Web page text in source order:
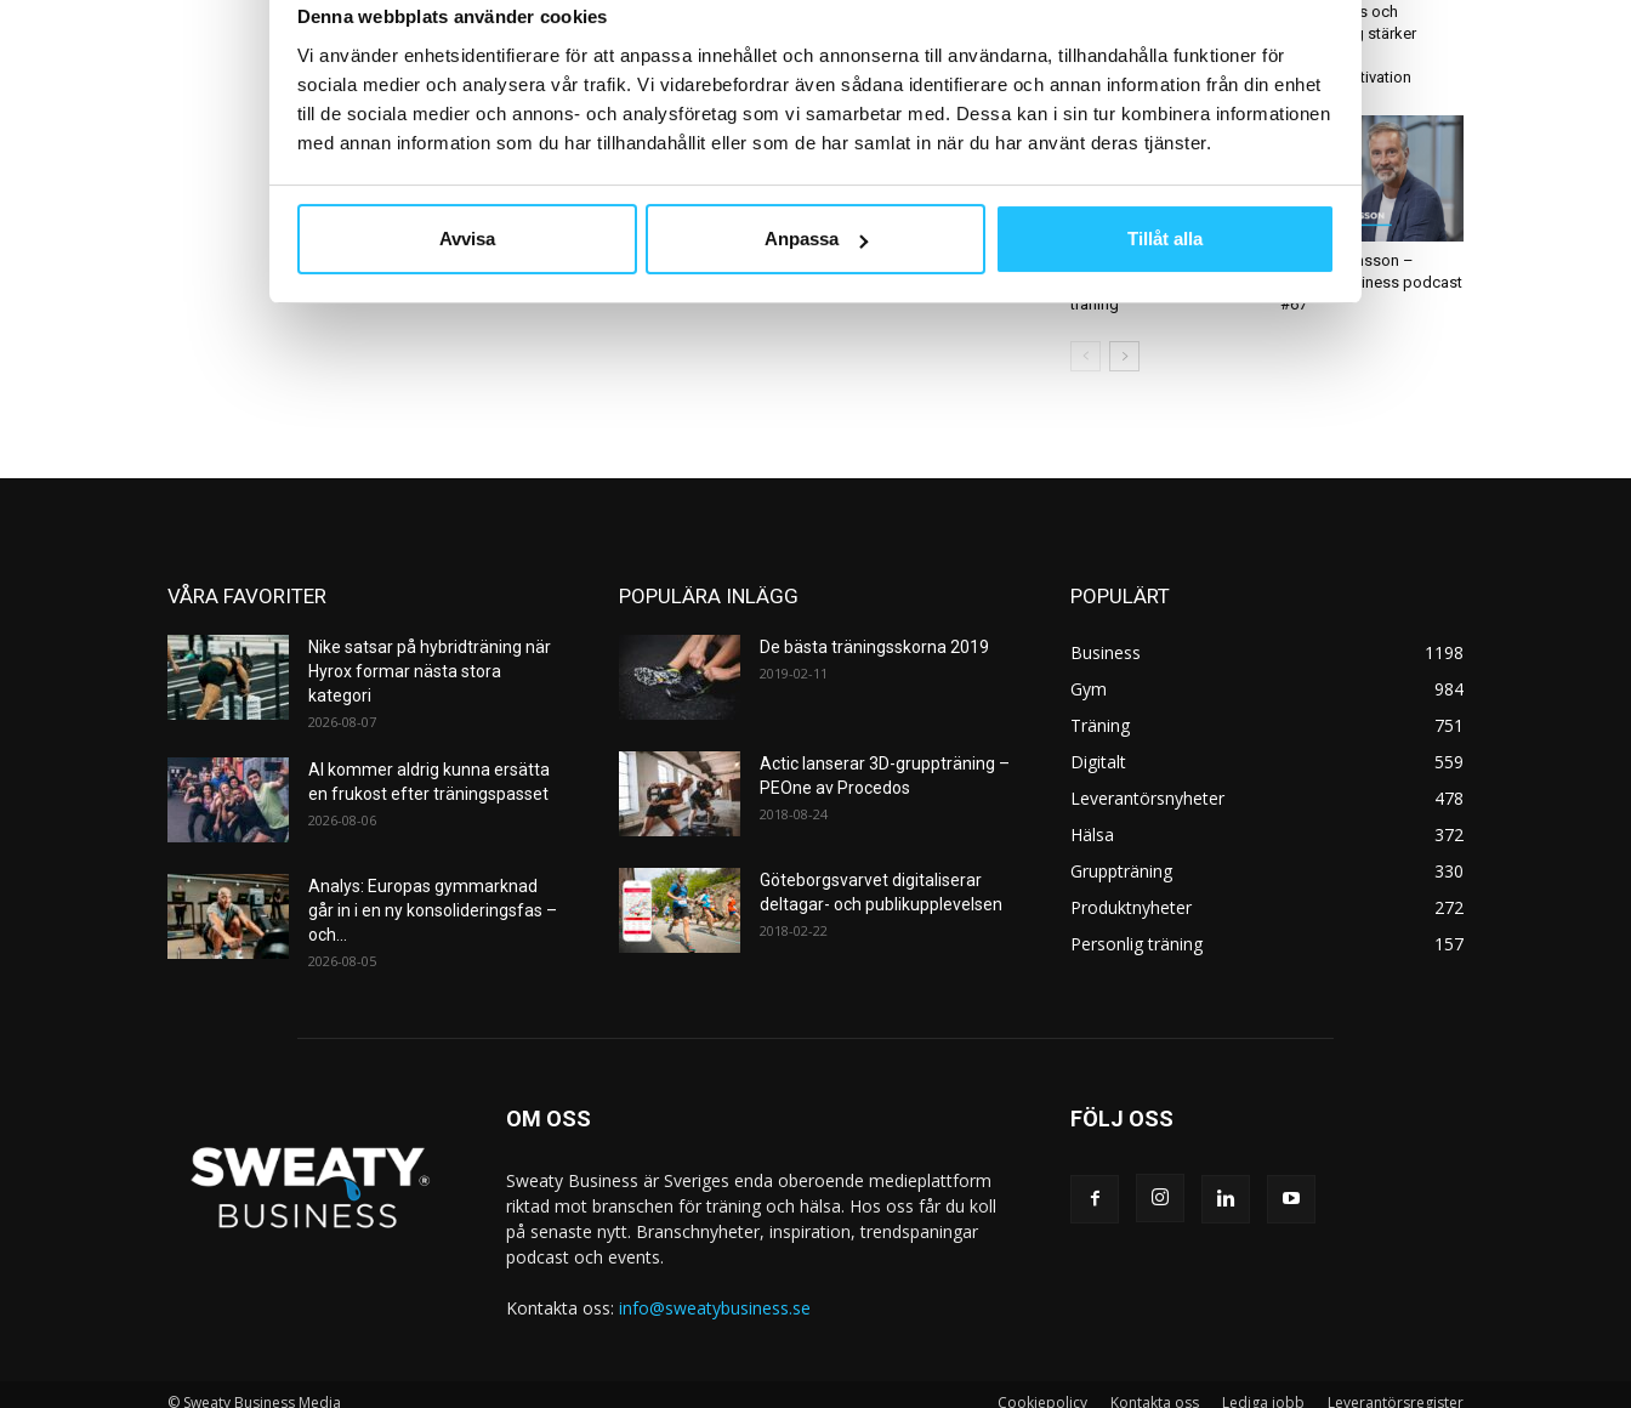
Denna webbplats använder cookies
Vi använder enhetsidentifierare för att anpassa innehållet och annonserna till användarna, tillhandahålla funktioner för
sociala medier och analysera vår trafik. Vi vidarebefordrar även sådana identifierare och annan information från din enhet
till de sociala medier och annons- och analysföretag som vi samarbetar med. Dessa kan i sin tur kombinera informationen
med annan information som du har tillhandahållit eller som de har samlat in när du har använt deras tjänster.
Avvisa Anpassa Tillåt alla
mindfulness och
stegräkning stärker
långsiktig
träningsmotivation
träning
Björn Johansson –
Sweaty Business podcast
#67
VÅRA FAVORITER
Nike satsar på hybridträning när
Hyrox formar nästa stora
kategori
2026-08-07
AI kommer aldrig kunna ersätta
en frukost efter träningspasset
2026-08-06
Analys: Europas gymmarknad
går in i en ny konsolideringsfas –
och...
2026-08-05
POPULÄRA INLÄGG
De bästa träningsskorna 2019
2019-02-11
Actic lanserar 3D-gruppträning –
PEOne av Procedos
2018-08-24
Göteborgsvarvet digitaliserar
deltagar- och publikupplevelsen
2018-02-22
POPULÄRT
Business
1198
Gym
984
Träning
751
Digitalt
559
Leverantörsnyheter
478
Hälsa
372
Gruppträning
330
Produktnyheter
272
Personlig träning
157
OM OSS
Sweaty Business är Sveriges enda oberoende medieplattform
riktad mot branschen för träning och hälsa. Hos oss får du koll
på senaste nytt. Branschnyheter, inspiration, trendspaningar
podcast och events.
Kontakta oss: info@sweatybusiness.se
FÖLJ OSS
Cookiepolicy Kontakta oss Lediga jobb Leverantörsregister
© Sweaty Business Media